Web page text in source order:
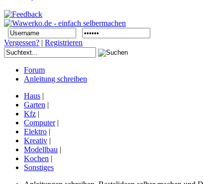
Vergessen? | Registrieren
Forum
Anleitung schreiben
Haus |
Garten |
Kfz |
Computer|
Elektro |
Kreativ |
Modellbau |
Kochen |
Sonstiges